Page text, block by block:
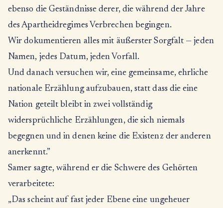
ebenso die Geständnisse derer, die während der Jahre
des Apartheidregimes Verbrechen begingen.
Wir dokumentieren alles mit äußerster Sorgfalt — jeden
Namen, jedes Datum, jeden Vorfall.
Und danach versuchen wir, eine gemeinsame, ehrliche
nationale Erzählung aufzubauen, statt dass die eine
Nation geteilt bleibt in zwei vollständig
widersprüchliche Erzählungen, die sich niemals
begegnen und in denen keine die Existenz der anderen
anerkennt.”
Samer sagte, während er die Schwere des Gehörten
verarbeitete:
„Das scheint auf fast jeder Ebene eine ungeheuer